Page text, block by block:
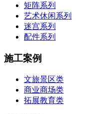
矩阵系列
艺术休闲系列
迷宫系列
配件系列
施工案例
文旅景区类
商业商场类
拓展教育类